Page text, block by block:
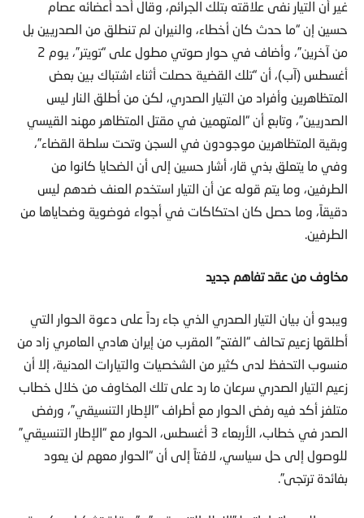
حسين إن “ما حدث كان أخطاء، والنيران لم تنطلق من الصدريين بل
من آخرين”، وأضاف في حوار صوتي مطول على “تويتر”، يوم 2
أغسطس (آب)، أن “تلك القضية حصلت أثناء اشتباك بين بعض
المتظاهرين وأفراد من التيار الصدري، لكن من أطلق النار ليس
الصدريين”، وتابع أن “المتهمين في مقتل المتظاهر مهند القيسي
وبقية المتظاهرين موجودون في السجن وتحت سلطة القضاء”،
وفي ما يتعلق بذي قار، أشار حسين إلى أن الضحايا كانوا من
الطرفين، وما يتم قوله عن أن التيار استخدم العنف ضدهم ليس
دقيقاً، وما حصل كان احتكاكات في أجواء فوضوية وضحاياها من
الطرفين.
أطلقها زعيم تحالف “الفتح” المقرب من إيران هادي العامري زاد من
منسوب التحفظ لدى كثير من الشخصيات والتيارات المدنية، إلا أن
زعيم التيار الصدري سرعان ما رد على تلك المخاوف من خلال خطاب
متلفز أكد فيه رفض الحوار مع أطراف “الإطار التنسيقي”، ورفض
الصدر في خطاب، الأربعاء 3 أغسطس، الحوار مع “الإطار التنسيقي”
للوصول إلى حل سياسي، لافتاً إلى أن “الحوار معهم لن يعود
بفائدة ترتجى”.